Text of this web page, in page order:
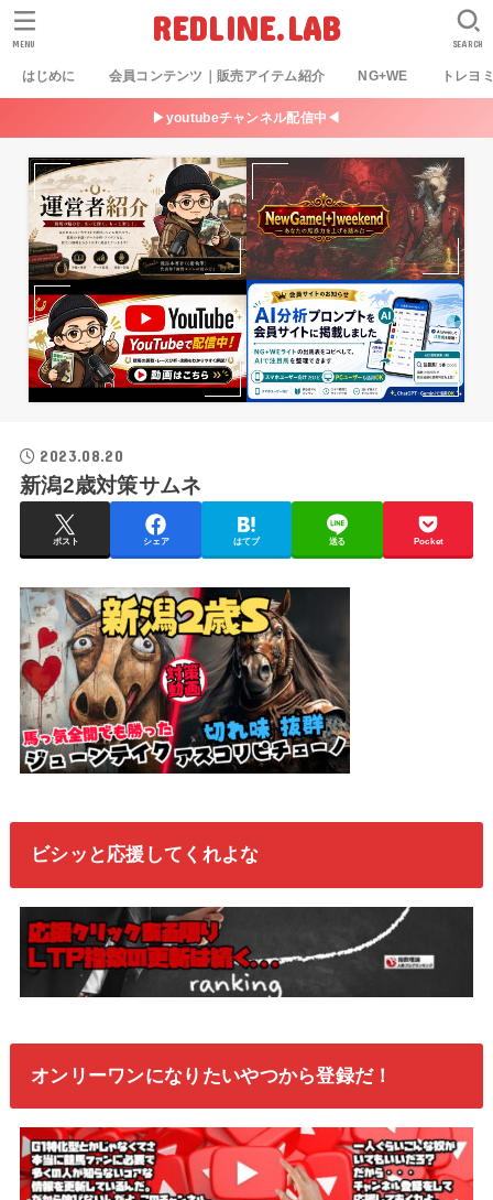
REDLINE.LAB
はじめに 会員コンテンツ｜販売アイテム紹介 NG+WE トレヨ
SEARCH
MENU
▶youtubeチャンネル配信中◀
2023.08.20
新潟2歳対策サムネ
ポスト シェア はてブ 送る Pocket
ビシッと応援してくれよな
オンリーワンになりたいやつから登録だ！